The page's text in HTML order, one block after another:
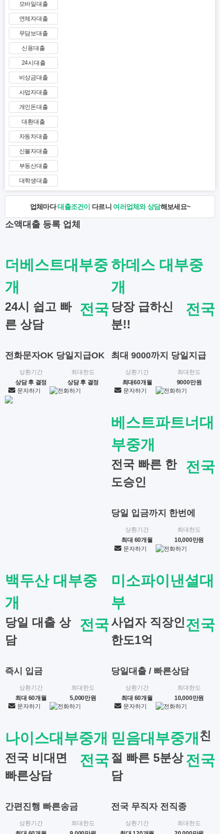
모바일대출
연체자대출
무담보대출
신용대출
24시대출
비상금대출
사업자대출
개인돈대출
대환대출
자동차대출
신불자대출
부동산대출
대학생대출
업체마다대출조건이 다르니 여러업체와 상담해보세요~
소액대출 등록 업체
더베스트대부중
개
전국
24시 쉽고 빠
른 상담
전화문자OK 당일지급OK
상환기간
상담 후 결정
최대한도
상담 후 결정
문자하기
전화하기
하데스 대부중
개
전국
당장 급하신
분!!
최대 9000까지 당일지급
상환기간
최대60개월
최대한도
9000만원
문자하기
전화하기
베스트파트너대
부중개
전국
전국 빠른 한
도승인
당일 입금까지 한번에
상환기간
최대 60개월
최대한도
10,000만원
문자하기
전화하기
백두산 대부중
개
전국
당일 대출 상
담
즉시 입금
상환기간
최대 60개월
최대한도
5,000만원
문자하기
전화하기
미소파이낸셜대
부
전국
사업자 직장인
한도1억
당일대출 / 빠른상담
상환기간
최대 60개월
최대한도
10,000만원
문자하기
전화하기
나이스대부중개
전국
전국 비대면
빠른상담
간편진행 빠른송금
상환기간
최대한도
믿음대부중개
전국
친
절 빠른 5분상
담
전국 무직자 전직종
상환기간
최대한도